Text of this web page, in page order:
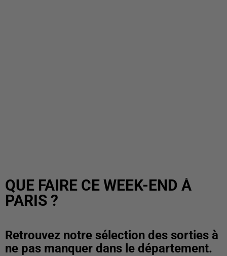
QUE FAIRE CE WEEK-END À
PARIS ?
Retrouvez notre sélection des sorties à
ne pas manquer dans le département.